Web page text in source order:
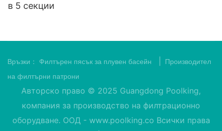
в 5 секции
Връзки： Филтърен пясък за плувен басейн
Производител
на филтърни патрони
Авторско право © 2025 Guangdong Poolking,
компания за производство на филтрационно
оборудване. ООД - www.poolking.co Всички права